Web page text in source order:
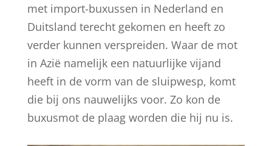
met import-buxussen in Nederland en
Duitsland terecht gekomen en heeft zo
verder kunnen verspreiden. Waar de mot
in Azië namelijk een natuurlijke vijand
heeft in de vorm van de sluipwesp, komt
die bij ons nauwelijks voor. Zo kon de
buxusmot de plaag worden die hij nu is.